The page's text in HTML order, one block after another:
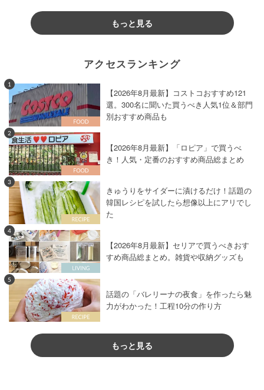
もっと見る
アクセスランキング
1
【2026年8月最新】コストコおすすめ121
選。300名に聞いた買うべき人気1位＆部門
別おすすめ商品も
2
【2026年8月最新】「ロピア」で買うべ
き！人気・定番のおすすめ商品総まとめ
3
きゅうりをサイダーに漬けるだけ！話題の
韓国レシピを試したら想像以上にアリでし
た
4
【2026年8月最新】セリアで買うべきおす
すめ商品総まとめ。雑貨や収納グッズも
5
話題の「バレリーナの夜食」を作ったら魅
力がわかった！工程10分の作り方
もっと見る